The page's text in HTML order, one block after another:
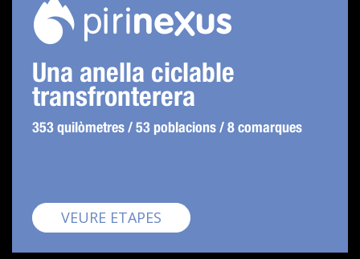
Una anella ciclable
transfronterera
353 quilòmetres / 53 poblacions / 8 comarques
VEURE ETAPES Pirinexus